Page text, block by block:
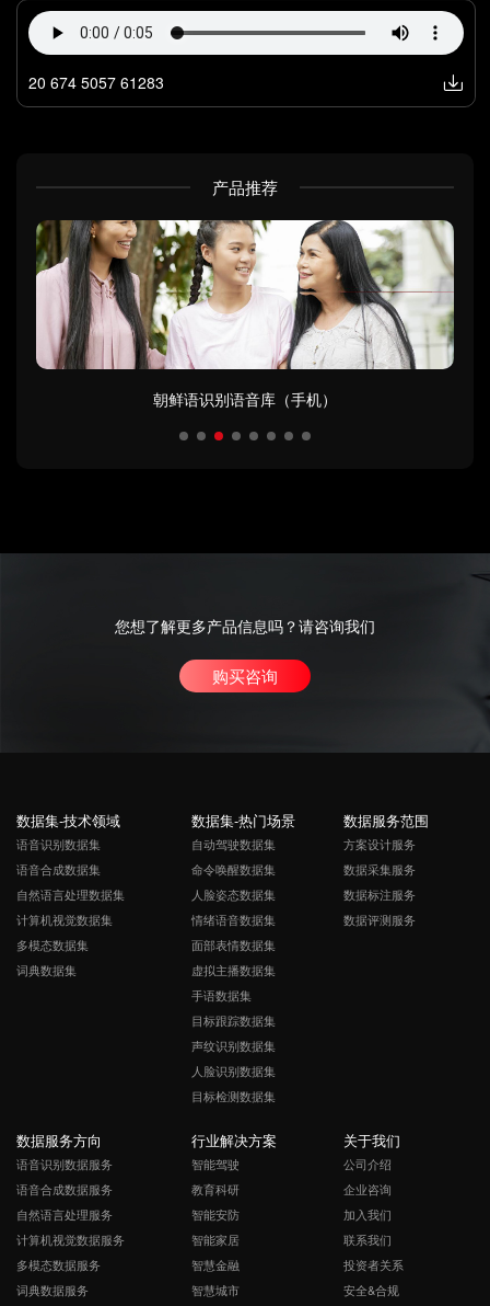
20 674 5057 61283
产品推荐
朝鲜语识别语音库（手机）
您想了解更多产品信息吗？请咨询我们
购买咨询
数据集-技术领域
语音识别数据集
语音合成数据集
自然语言处理数据集
计算机视觉数据集
多模态数据集
词典数据集
数据集-热门场景
自动驾驶数据集
命令唤醒数据集
人脸姿态数据集
情绪语音数据集
面部表情数据集
虚拟主播数据集
手语数据集
目标跟踪数据集
声纹识别数据集
人脸识别数据集
目标检测数据集
数据服务范围
方案设计服务
数据采集服务
数据标注服务
数据评测服务
数据服务方向
语音识别数据服务
语音合成数据服务
自然语言处理服务
计算机视觉数据服务
多模态数据服务
词典数据服务
行业解决方案
智能驾驶
教育科研
智能安防
智能家居
智慧金融
智慧城市
关于我们
公司介绍
企业咨询
加入我们
联系我们
投资者关系
安全&合规